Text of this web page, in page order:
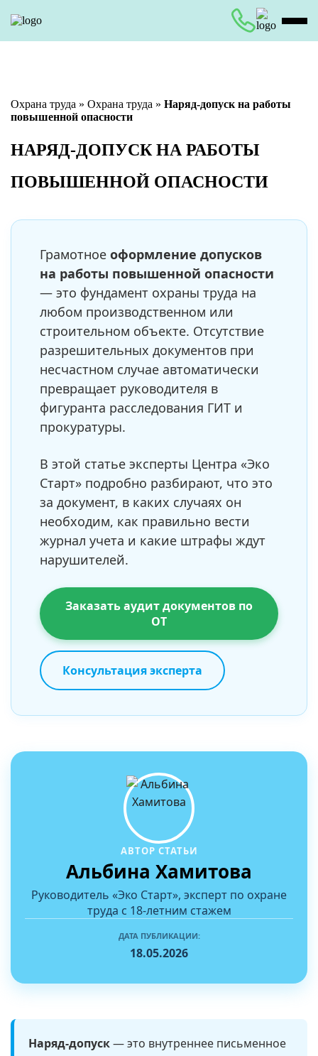
Охрана труда » Охрана труда » Наряд-допуск на работы
повышенной опасности
НАРЯД-ДОПУСК НА РАБОТЫ
ПОВЫШЕННОЙ ОПАСНОСТИ
Грамотное оформление допусков
на работы повышенной опасности
— это фундамент охраны труда на
любом производственном или
строительном объекте. Отсутствие
разрешительных документов при
несчастном случае автоматически
превращает руководителя в
фигуранта расследования ГИТ и
прокуратуры.
В этой статье эксперты Центра «Эко
Старт» подробно разбирают, что это
за документ, в каких случаях он
необходим, как правильно вести
журнал учета и какие штрафы ждут
нарушителей.
Заказать аудит документов по
ОТ
Консультация эксперта
АВТОР СТАТЬИ
Альбина Хамитова
Руководитель «Эко Старт», эксперт по охране
труда с 18-летним стажем
ДАТА ПУБЛИКАЦИИ:
18.05.2026
Наряд-допуск— это внутреннее письменное